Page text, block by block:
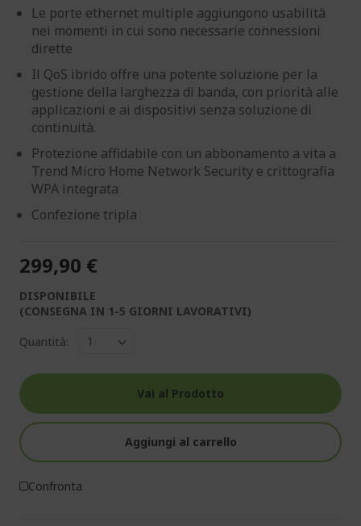
Le porte ethernet multiple aggiungono usabilità
nei momenti in cui sono necessarie connessioni
dirette
Il QoS ibrido offre una potente soluzione per la
gestione della larghezza di banda, con priorità alle
applicazioni e ai dispositivi senza soluzione di
continuità.
Protezione affidabile con un abbonamento a vita a
Trend Micro Home Network Security e crittografia
WPA integrata
Confezione tripla
299,90 €
DISPONIBILE
(CONSEGNA IN 1-5 GIORNI LAVORATIVI)
Quantità:
Vai al Prodotto
Aggiungi al carrello
Confronta